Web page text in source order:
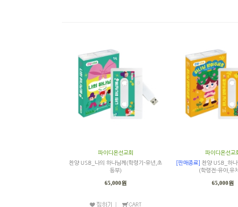
파이디온선교회
찬양 USB_나의 하나님께(학령기-유년,초
등부)
65,000원
파이디온선교
[판매종료]
찬양 USB_하
(학령전-유아,유
65,000원